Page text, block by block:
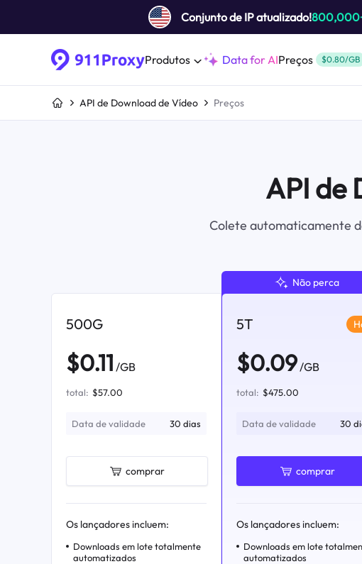
Conjunto de IP atualizado!
Produtos Data for AIPreços $0.80/GB
API de Download de Vídeo Preços
API de
Colete automaticamente
500G
$0.11 /GB
total: $57.00
Data de validade 30 dias
comprar
Os lançadores incluem:
Downloads em lote totalmente
automatizados
Não perca
5T
$0.09/GB
total: $475.00
Data de validade 30
comprar
Os lançadores incluem:
Downloads em lote
automatizados